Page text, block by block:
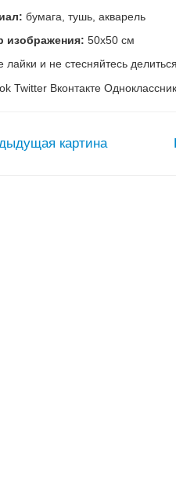
бумага, тушь, акварель
изображения: 50х50 см
лайки и не стесняйтесь
Twitter Вконтакте
картина